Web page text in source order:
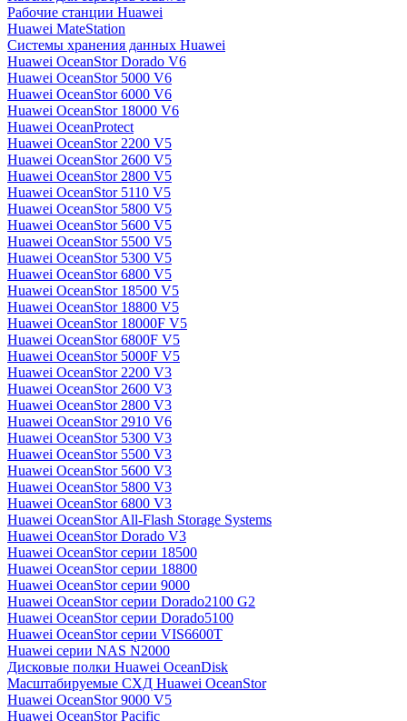
Рабочие станции Huawei
Huawei MateStation
Системы хранения данных Huawei
Huawei OceanStor Dorado V6
Huawei OceanStor 5000 V6
Huawei OceanStor 6000 V6
Huawei OceanStor 18000 V6
Huawei OceanProtect
Huawei OceanStor 2200 V5
Huawei OceanStor 2600 V5
Huawei OceanStor 2800 V5
Huawei OceanStor 5110 V5
Huawei OceanStor 5800 V5
Huawei OceanStor 5600 V5
Huawei OceanStor 5500 V5
Huawei OceanStor 5300 V5
Huawei OceanStor 6800 V5
Huawei OceanStor 18500 V5
Huawei OceanStor 18800 V5
Huawei OceanStor 18000F V5
Huawei OceanStor 6800F V5
Huawei OceanStor 5000F V5
Huawei OceanStor 2200 V3
Huawei OceanStor 2600 V3
Huawei OceanStor 2800 V3
Huawei OceanStor 2910 V6
Huawei OceanStor 5300 V3
Huawei OceanStor 5500 V3
Huawei OceanStor 5600 V3
Huawei OceanStor 5800 V3
Huawei OceanStor 6800 V3
Huawei OceanStor All-Flash Storage Systems
Huawei OceanStor Dorado V3
Huawei OceanStor серии 18500
Huawei OceanStor серии 18800
Huawei OceanStor серии 9000
Huawei OceanStor серии Dorado2100 G2
Huawei OceanStor серии Dorado5100
Huawei OceanStor серии VIS6600T
Huawei серии NAS N2000
Дисковые полки Huawei OceanDisk
Масштабируемые СХД Huawei OceanStor
Huawei OceanStor 9000 V5
Huawei OceanStor Pacific